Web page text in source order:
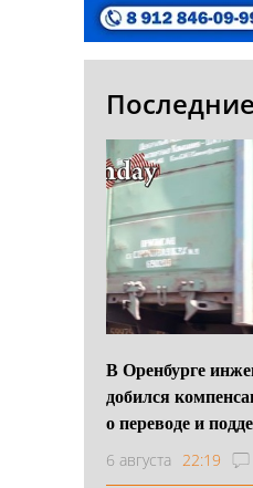
В Оренбурге
добился
о переводе и
6 августа 22:19